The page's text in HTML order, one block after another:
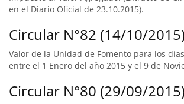
en el Diario Oficial de 23.10.2015).
Circular N°82 (14/10/
Valor de la Unidad de Fomento para los
entre el 1 Enero del año 2015 y el 9 de
Circular N°80 (29/09/